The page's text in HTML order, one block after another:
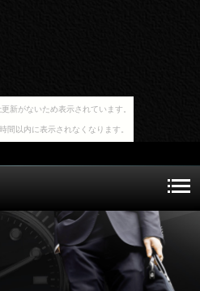
新がないため表示されています。
間以内に表示されなくなります。